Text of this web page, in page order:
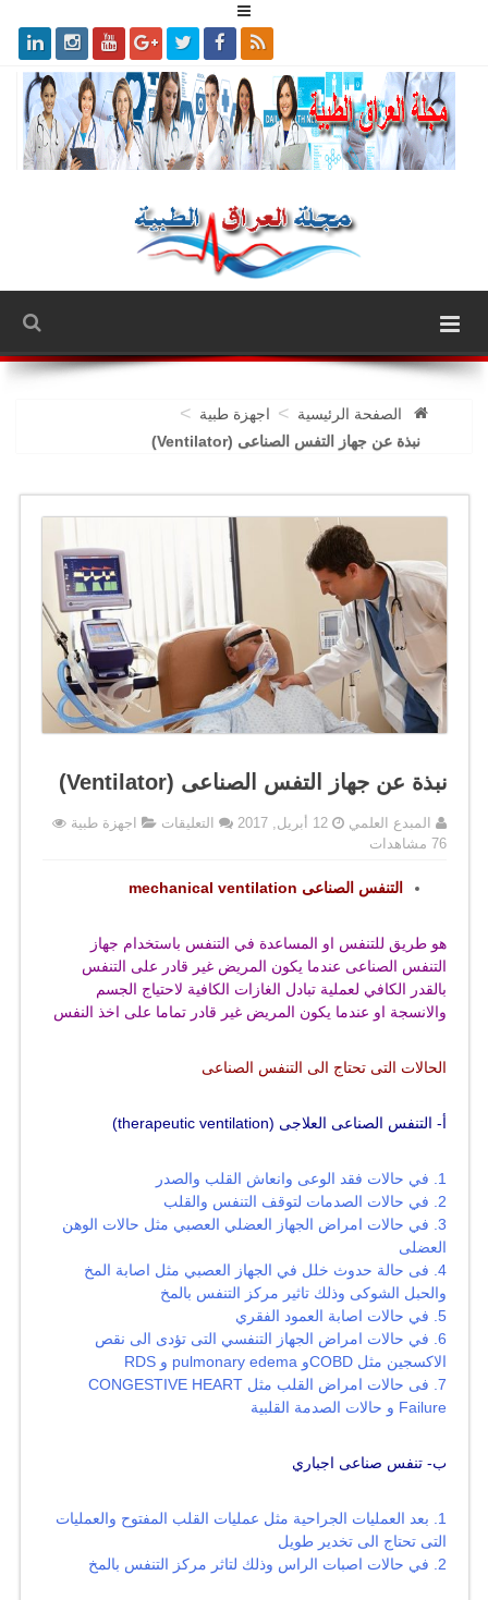
الصفحة الرئيسية > اجهزة طبية >
نبذة عن جهاز التفس الصناعى (Ventilator)
نبذة عن جهاز التفس الصناعى (Ventilator)
المبدع العلمي 12 أبريل, 2017 التعليقات على
جهاز
(Ventilator)
مغلقة
اجهزة طبية
76 مشاهدات
التنفس الصناعى
هو طريق للتنفس او المساعدة في التنفس باستخدام جهاز
التنفس الصناعى عندما يكون المريض غير قادر على التنفس
بالقدر الكافي لعملية تبادل الغازات الكافية لاحتياج الجسم
والانسجة او عندما يكون المريض غير قادر تماما على اخذ النفس
الحالات التى تحتاج الى التنفس الصناعى
أ- التنفس الصناعى العلاجى (therapeutic ventilation)
1. في حالات فقد الوعى وانعاش القلب والصدر
2. في حالات الصدمات لتوقف التنفس والقلب
3. في حالات امراض الجهاز العضلي العصبي مثل حالات الوهن
العضلى
4. فى حالة حدوث خلل في الجهاز العصبي مثل اصابة المخ
والحبل الشوكى وذلك تاثير مركز التنفس بالمخ
5. في حالات اصابة العمود الفقري
6. في حالات امراض الجهاز التنفسي التى تؤدى الى نقص
الاكسجين مثل COBDو pulmonary edema و RDS
7. فى حالات امراض القلب مثل CONGESTIVE HEART
Failure و حالات الصدمة القلبية
ب- تنفس صناعى اجباري
1. بعد العمليات الجراحية مثل عمليات القلب المفتوح والعمليات
التى تحتاج الى تخدير طويل
2. في حالات اصبات الراس وذلك لتاثر مركز التنفس بالمخ